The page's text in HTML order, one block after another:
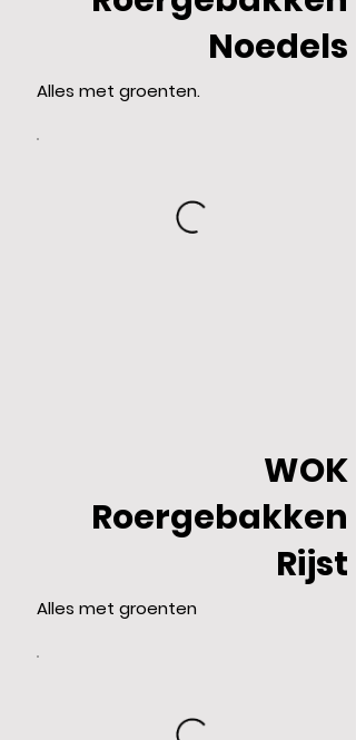
Noedels
Alles met groenten.
WOK
Roergebakken
Rijst
Alles met groenten